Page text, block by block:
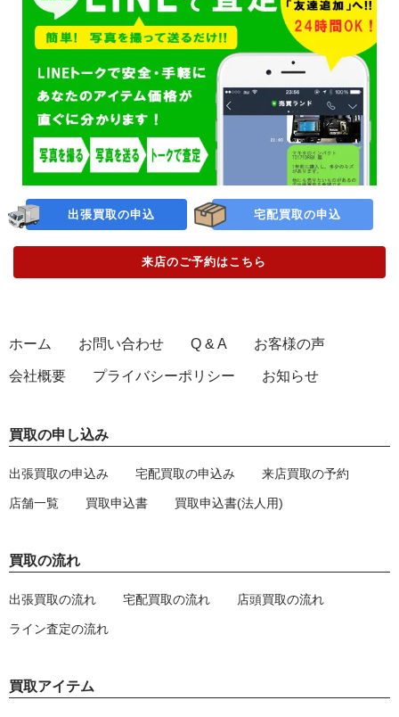
出張買取の申込 宅配買取の申込
来店のご予約はこちら
ホーム お問い合わせ Q & A お客様の声
会社概要 プライバシーポリシー お知らせ
買取の申し込み
出張買取の申込み 宅配買取の申込み 来店買取の予約
店舗一覧 買取申込書 買取申込書(法人用)
買取の流れ
出張買取の流れ 宅配買取の流れ 店頭買取の流れ
ライン査定の流れ
買取アイテム